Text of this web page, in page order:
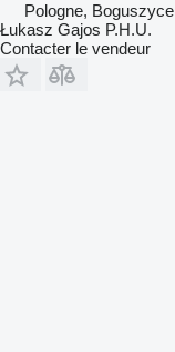
Pologne, Boguszyce
Łukasz Gajos P.H.U.
Contacter le vendeur